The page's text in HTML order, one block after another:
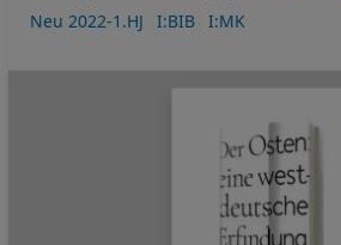
Neu 2022-1.HJ
I:BIB I:MK